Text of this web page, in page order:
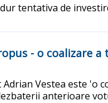
tentativa de
- o coalizare
Vestea este
anterioare